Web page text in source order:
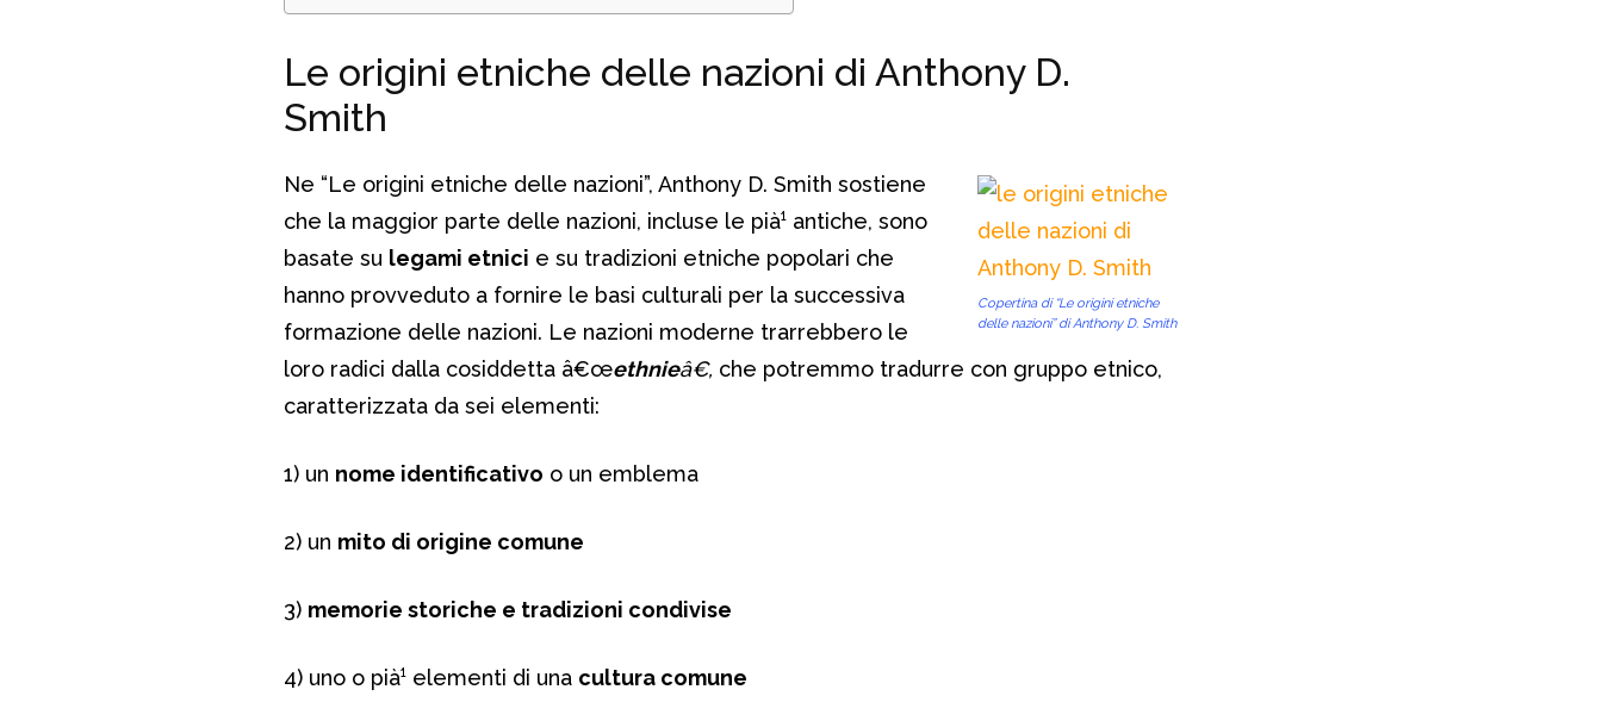
Le origini etniche delle nazioni di Anthony D.
Smith
Copertina di “Le origini etniche
delle nazioni” di Anthony D. Smith
Ne “Le origini etniche delle nazioni”, Anthony D. Smith sostiene
che la maggior parte delle nazioni, incluse le pià¹ antiche, sono
basate su legami etnici e su tradizioni etniche popolari che
hanno provveduto a fornire le basi culturali per la successiva
formazione delle nazioni. Le nazioni moderne trarrebbero le
loro radici dalla cosiddetta â€œethnieâ€, che potremmo tradurre con gruppo etnico,
caratterizzata da sei elementi:
1) un nome identificativo o un emblema
2) un mito di origine comune
3) memorie storiche e tradizioni condivise
4) uno o pià¹ elementi di una cultura comune